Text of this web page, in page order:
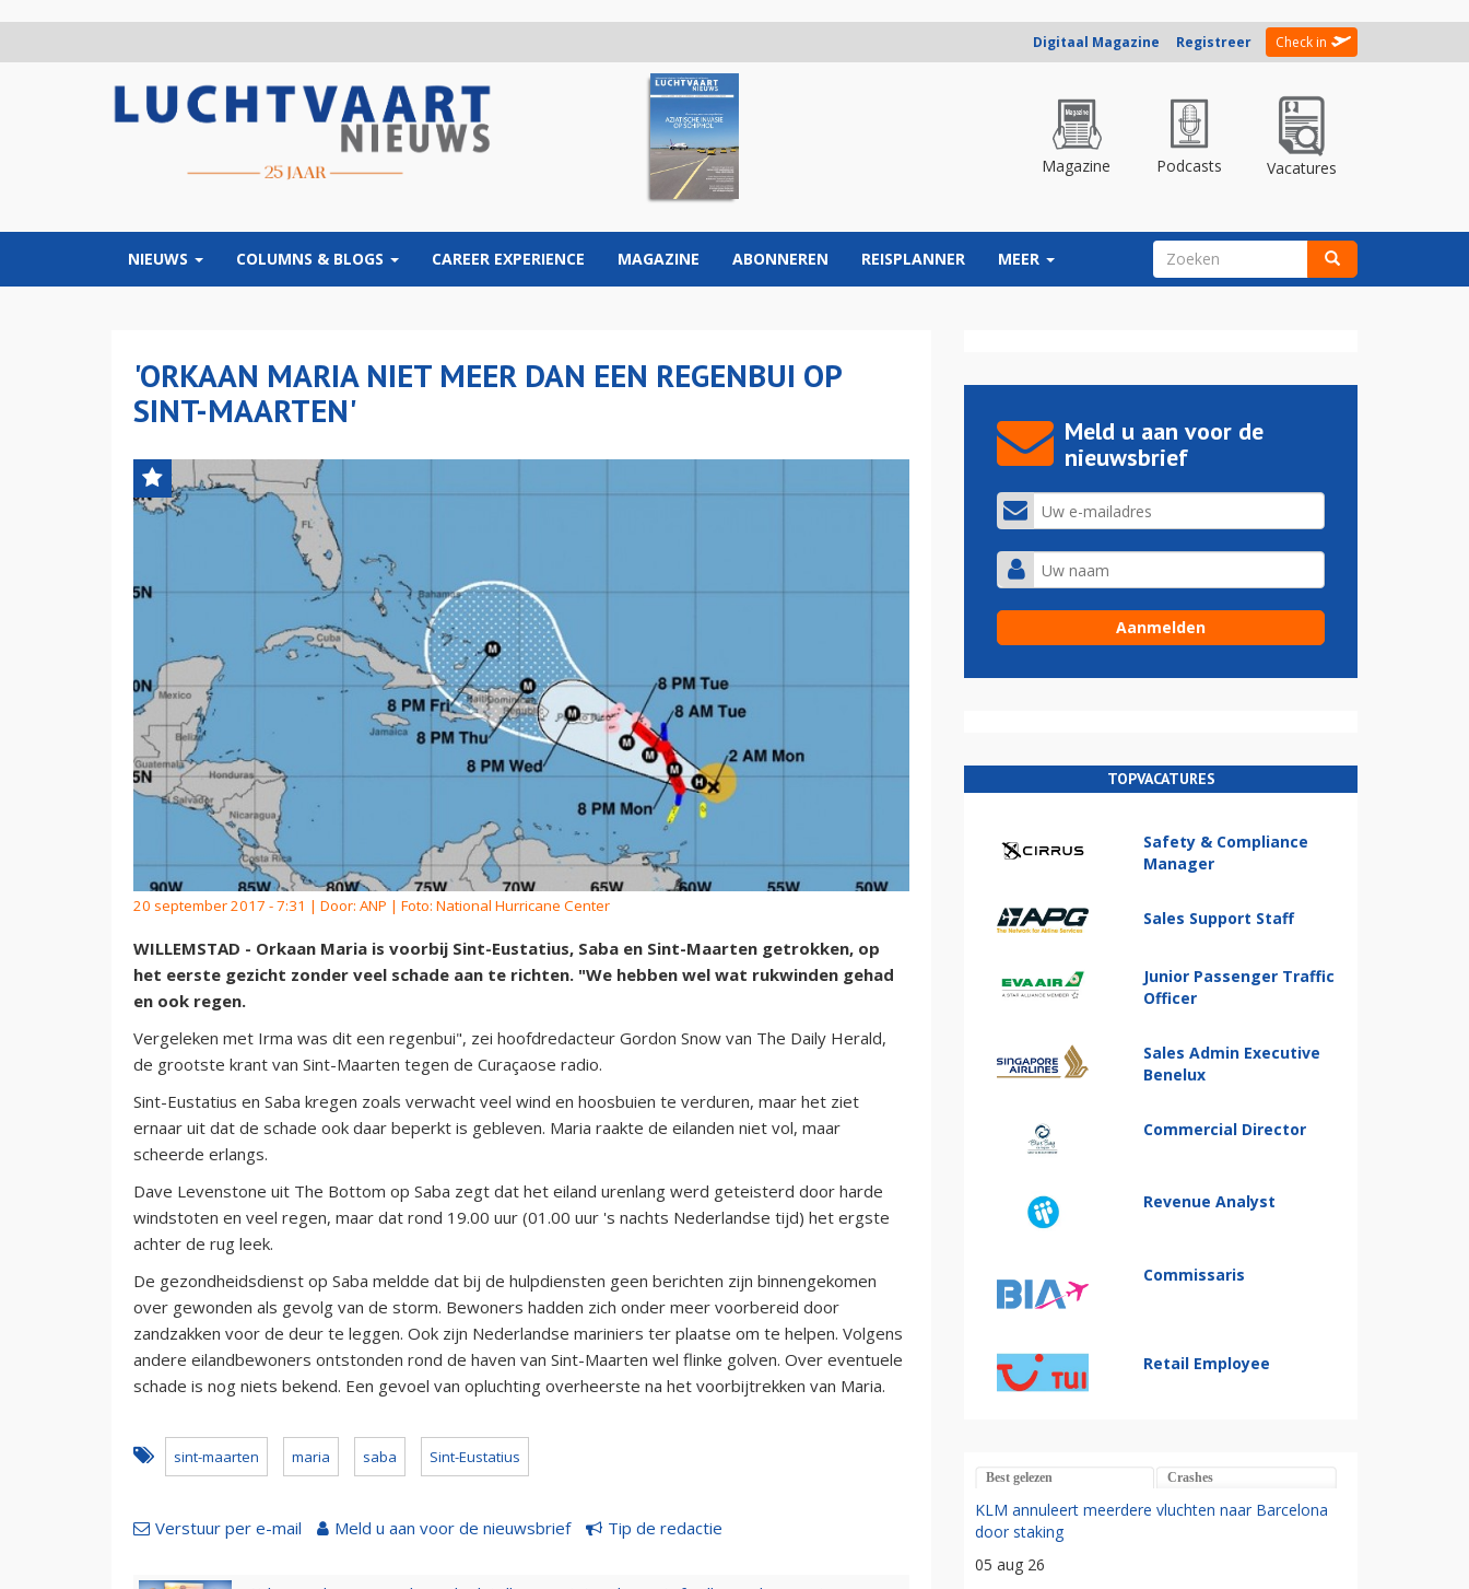
Digitaal Magazine Registreer Check in
Magazine Podcasts Vacatures
NIEUWS COLUMNS & BLOGS CAREER EXPERIENCE MAGAZINE ABONNEREN REISPLANNER MEER ZOEKVELD
'ORKAAN MARIA NIET MEER DAN EEN REGENBUI OP
SINT-MAARTEN'
20 september 2017 - 7:31 | Door: ANP | Foto: National Hurricane Center
WILLEMSTAD - Orkaan Maria is voorbij Sint-Eustatius, Saba en Sint-Maarten getrokken, op
het eerste gezicht zonder veel schade aan te richten. "We hebben wel wat rukwinden gehad
en ook regen.
Vergeleken met Irma was dit een regenbui", zei hoofdredacteur Gordon Snow van The Daily Herald,
de grootste krant van Sint-Maarten tegen de Curaçaose radio.
Sint-Eustatius en Saba kregen zoals verwacht veel wind en hoosbuien te verduren, maar het ziet
ernaar uit dat de schade ook daar beperkt is gebleven. Maria raakte de eilanden niet vol, maar
scheerde erlangs.
Dave Levenstone uit The Bottom op Saba zegt dat het eiland urenlang werd geteisterd door harde
windstoten en veel regen, maar dat rond 19.00 uur (01.00 uur 's nachts Nederlandse tijd) het ergste
achter de rug leek.
De gezondheidsdienst op Saba meldde dat bij de hulpdiensten geen berichten zijn binnengekomen
over gewonden als gevolg van de storm. Bewoners hadden zich onder meer voorbereid door
zandzakken voor de deur te leggen. Ook zijn Nederlandse mariniers ter plaatse om te helpen. Volgens
andere eilandbewoners ontstonden rond de haven van Sint-Maarten wel flinke golven. Over eventuele
schade is nog niets bekend. Een gevoel van opluchting overheerste na het voorbijtrekken van Maria.
sint-maarten maria saba Sint-Eustatius
Verstuur per e-mail Meld u aan voor de nieuwsbrief Tip de redactie
Meld u aan voor de
nieuwsbrief
TOPVACATURES
Safety & Compliance
Manager
Sales Support Staff
Junior Passenger Traffic
Officer
Sales Admin Executive
Benelux
Commercial Director
Revenue Analyst
Commissaris
Retail Employee
Best gelezen Crashes
KLM annuleert meerdere vluchten naar Barcelona
door staking
05 aug 26